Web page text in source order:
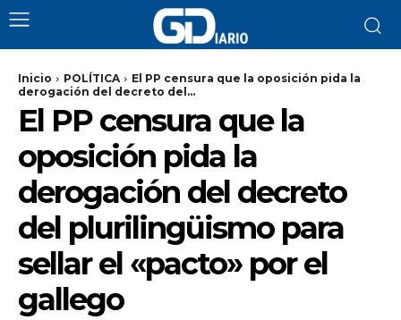
Inicio POLÍTICA
El PP censura que la oposición pida la
derogación del decreto del...
El PP censura que la
oposición pida la
derogación del decreto
del plurilingüismo para
sellar el «pacto» por el
gallego